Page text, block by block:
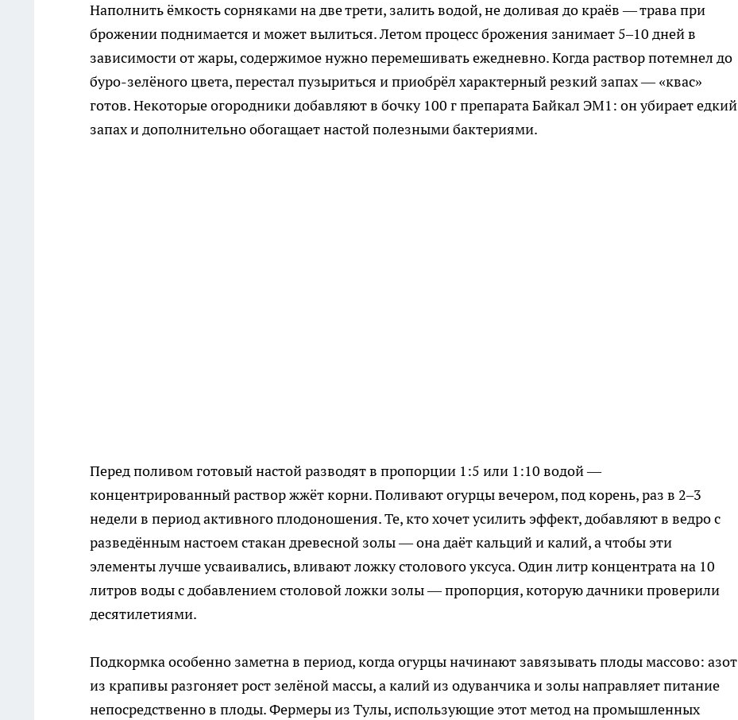
Наполнить ёмкость сорняками на две трети, залить водой, не доливая до краёв — трава при
брожении поднимается и может вылиться. Летом процесс брожения занимает 5–10 дней в
зависимости от жары, содержимое нужно перемешивать ежедневно. Когда раствор потемнел до
буро-зелёного цвета, перестал пузыриться и приобрёл характерный резкий запах — «квас»
готов. Некоторые огородники добавляют в бочку 100 г препарата Байкал ЭМ1: он убирает едкий
запах и дополнительно обогащает настой полезными бактериями.
Перед поливом готовый настой разводят в пропорции 1:5 или 1:10 водой —
концентрированный раствор жжёт корни. Поливают огурцы вечером, под корень, раз в 2–3
недели в период активного плодоношения. Те, кто хочет усилить эффект, добавляют в ведро с
разведённым настоем стакан древесной золы — она даёт кальций и калий, а чтобы эти
элементы лучше усваивались, вливают ложку столового уксуса. Один литр концентрата на 10
литров воды с добавлением столовой ложки золы — пропорция, которую дачники проверили
десятилетиями.
Подкормка особенно заметна в период, когда огурцы начинают завязывать плоды массово: азот
из крапивы разгоняет рост зелёной массы, а калий из одуванчика и золы направляет питание
непосредственно в плоды. Фермеры из Тулы, использующие этот метод на промышленных